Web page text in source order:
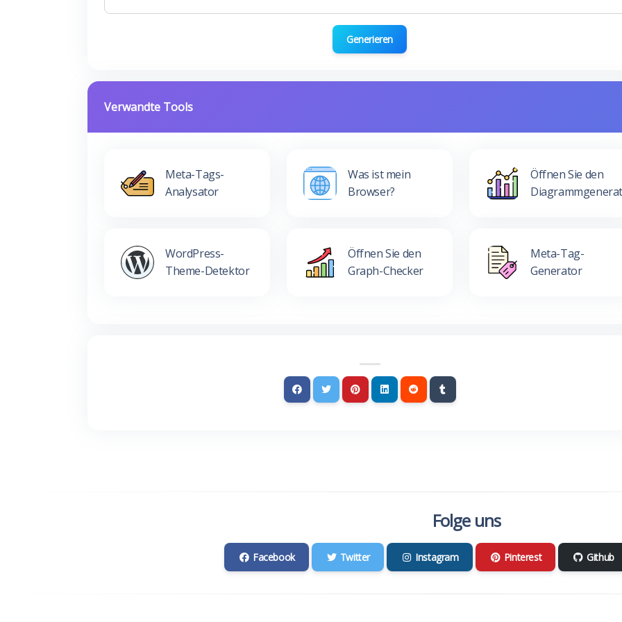
Generieren
Verwandte Tools
Meta-Tags-
Analysator
Was ist mein
Browser?
Öffnen Sie den
WordPress-
Theme-Detektor
Öffnen Sie den
Graph-Checker
Meta-Tag-
Generator
Folge uns
Facebook Twitter Instagram Pinterest Github